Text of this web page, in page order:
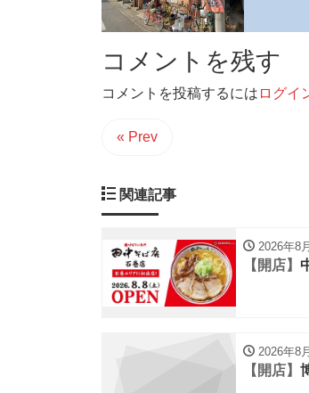
コメントを残す
コメントを投稿するには ログイ
« Prev
関連記事
2026年8
【開店】
2026年8
【開店】